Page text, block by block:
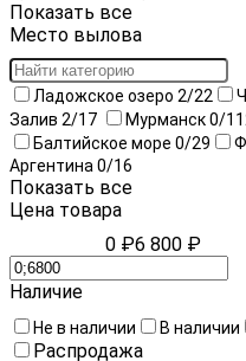
Показать все
Место вылова
Ладожское озеро 2/22
Залив 2/17 Мурманск0/
Балтийское море 0/29
Аргентина 0/16
Показать все
Цена товара
0 ₽6 800 ₽
Наличие
Не в наличии В наличии
Распродажа